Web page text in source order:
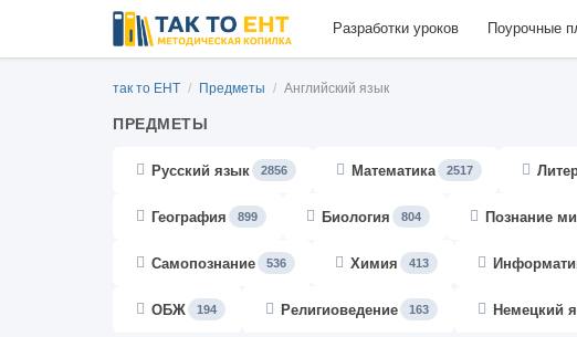
Разработки уроков Поурочные
так то ЕНТ / Предметы / Английский язык
ПРЕДМЕТЫ
Русский язык 2856 Математика 2517
География 899 Биология 804 Познание
Самопознание 536 Химия 413
ОБЖ 194 Религиоведение 163 Немецкий